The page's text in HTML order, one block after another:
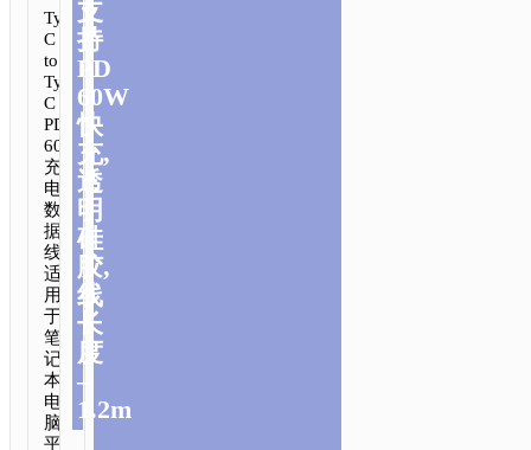
Type-
C
to
Type-
C
PD
60W
充
电
数
据
线.
适
用
于
笔
记
本
电
脑,
平
支
持
PD
60W
快
充,
透
明
硅
胶,
线
长
度
–
1.2m